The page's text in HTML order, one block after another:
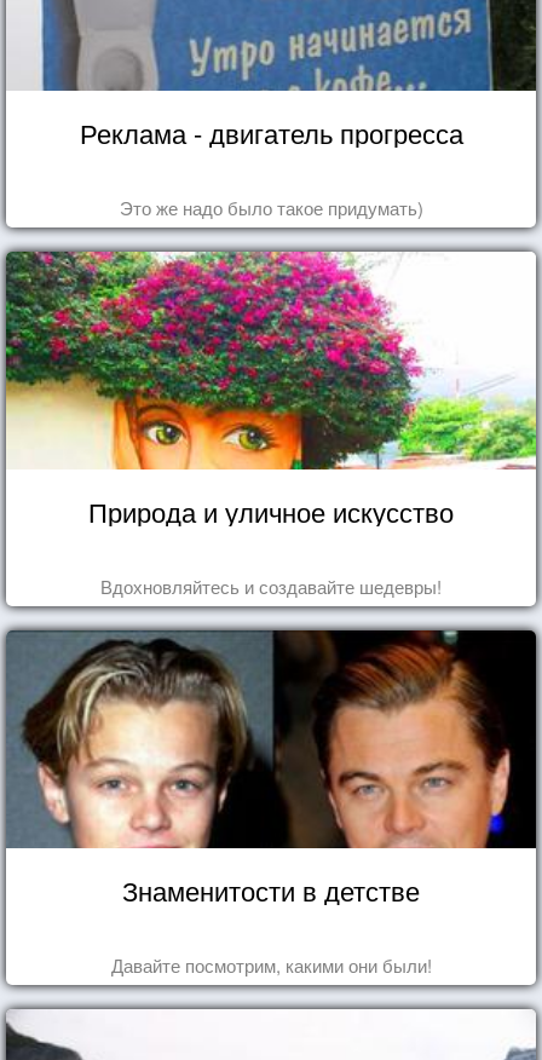
Реклама - двигатель прогресса
Это же надо было такое придумать)
Природа и уличное искусство
Вдохновляйтесь и создавайте шедевры!
Знаменитости в детстве
Давайте посмотрим, какими они были!